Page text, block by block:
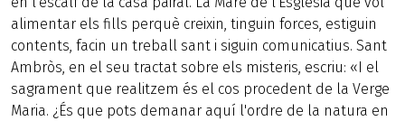
alimentar els fills perquè creixin, tinguin forces, estiguin
contents, facin un treball sant i siguin comunicatius. Sant
Ambròs, en el seu tractat sobre els misteris, escriu: «I el
sagrament que realitzem és el cos procedent de la Verge
Maria. ¿És que pots demanar aquí l'ordre de la natura en